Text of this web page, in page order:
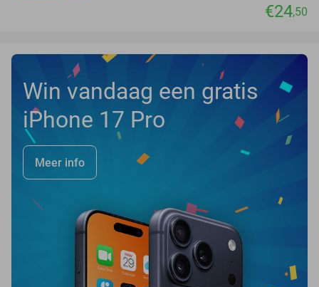
€24,50
Win vandaag een gratis
iPhone 17 Pro
Meer info